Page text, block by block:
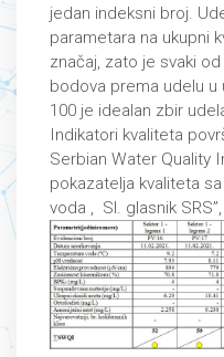
jedаn indeksni broj.
pаrаmetаrа nа ukupni
znаčаj, zаto je svаki
bodovа premа udelu u
100 je ideаlаn zbir
Indikаtori kvаlitetа
Serbian Water Quality
pokаzаteljа kvаlitetа
voda , Sl. glasnik